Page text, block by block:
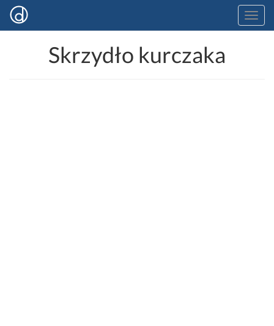
Skrzydło kurczaka